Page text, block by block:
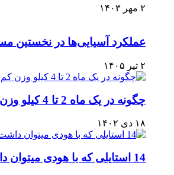
۲ مهر ۱۴۰۳
عملکرد آسیایی‌ها در نخستین
۲ تیر ۱۴۰۵
چگونه در یک ماه 2 تا 4 کیلو وزن کم کنیم؟
۱۸ دی ۱۴۰۲
14 استایلی که با هودی میتوان داشت